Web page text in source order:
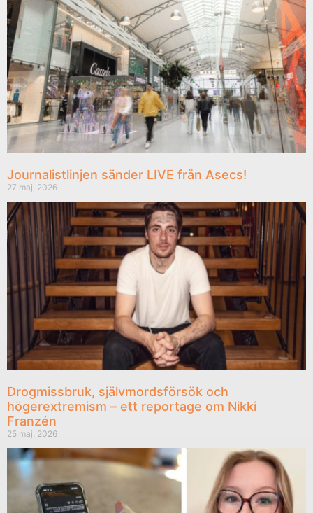
Journalistlinjen sänder LIVE från Asecs!
27 maj, 2026
Drogmissbruk, självmordsförsök och
högerextremism – ett reportage om Nikki
Franzén
25 maj, 2026